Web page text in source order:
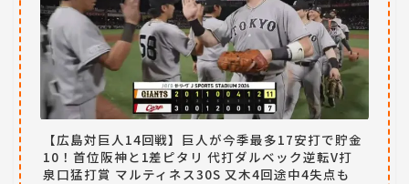
【広島対巨人14回戦】巨人が今季最多17安打で貯金
10！首位阪神と1差ピタリ 代打ダルベック逆転V打
泉口猛打賞 マルティネス30S 又木4回途中4失点も